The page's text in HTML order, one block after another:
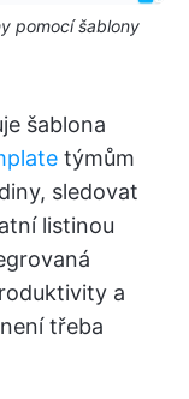
pomocí šablony
šablona
týmům
sledovat
listinou
a
třeba